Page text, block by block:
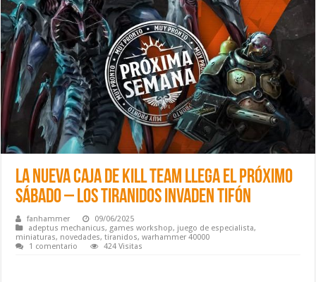
La nueva caja de Kill Team llega el próximo
sábado – Los Tiranidos invaden Tifón
fanhammer
09/06/2025
adeptus mechanicus, games workshop, juego de especialista,
miniaturas, novedades,tiranidos,warhammer 40000
1 comentario
424 Visitas